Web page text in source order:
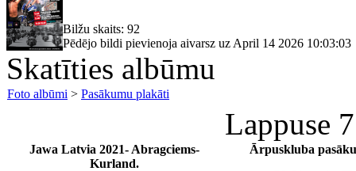
Bilžu skaits: 92
Pēdējo bildi pievienoja aivarsz uz April 14 2026 10:03:03
Skatīties albūmu
Foto albūmi > Pasākumu plakāti
Lappuse
Jawa Latvia 2021- Abragciems-
Kurland.
Ārpuskluba